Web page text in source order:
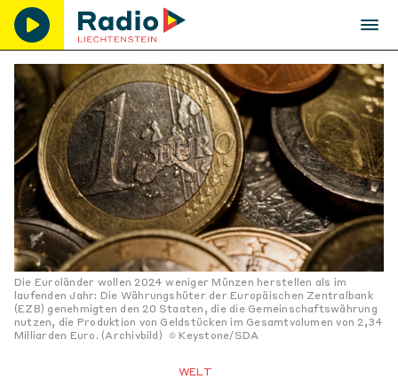
Die Euroländer wollen 2024 weniger Münzen herstellen als im
laufenden Jahr: Die Währungshüter der Europäischen Zentralbank
(EZB) genehmigten den 20 Staaten, die die Gemeinschaftswährung
nutzen, die Produktion von Geldstücken im Gesamtvolumen von 2,34
Milliarden Euro. (Archivbild)
Keystone/SDA
WELT